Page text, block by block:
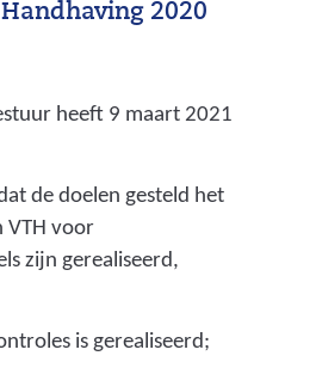
k
o
f
s
2020
heeft 9 maart 2021
de doelen gesteld het
VTH voor
zijn gerealiseerd,
is gerealiseerd;